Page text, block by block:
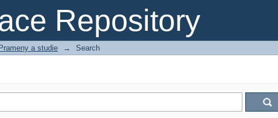
Repository
a studie → Search